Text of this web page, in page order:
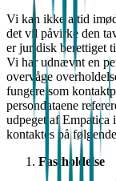
Vi kan ikke altid
det vil påvirke den
er juridisk berettiget
Vi har udnævnt en
overvåge
fungere som
persondataene
udpeget af
kontaktes på
Fastholdelse